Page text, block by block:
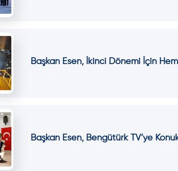
Başkan Esen, İkinci Dönemi İçin
Başkan Esen, Bengütürk TV’ye